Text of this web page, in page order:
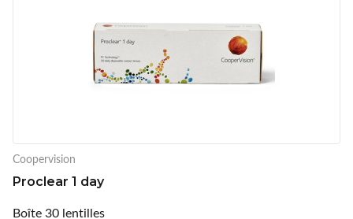
Coopervision
Proclear 1 day
Boîte 30 lentilles